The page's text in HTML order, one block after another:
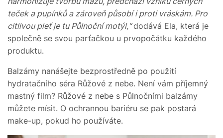
teček a pupínků a zároveň působí i proti vráskám. Pro
citlivou pleť je tu Půlnoční motýl,“dodává Ela, která je
společně se svou parťačkou u prvopočátku každého
produktu.
Balzámy nanášejte bezprostředně po použití
hydratačního séra Růžové z nebe. Není vám příjemný
mastný film? Růžové z nebe s Půlnočními balzámy
můžete mísit. O ochrannou bariéru se pak postará
make-up, pokud ho používáte.